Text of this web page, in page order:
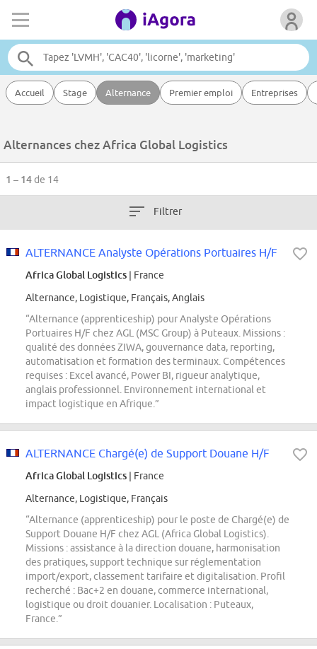
Accueil Stage Alternance Premier emploi Entreprises
Alternances chez Africa Global Logistics
1 – 14de 14
Filtrer
ALTERNANCE Analyste Opérations Portuaires H/F
Africa Global Logistics | France
Alternance, Logistique, Français, Anglais
“Alternance (apprenticeship) pour Analyste Opérations
Portuaires H/F chez AGL (MSC Group) à Puteaux. Missions :
qualité des données ZIWA, gouvernance data, reporting,
automatisation et formation des terminaux. Compétences
requises : Excel avancé, Power BI, rigueur analytique,
anglais professionnel. Environnement international et
impact logistique en Afrique.”
ALTERNANCE Chargé(e) de Support Douane H/F
Africa Global Logistics | France
Alternance, Logistique, Français
“Alternance (apprenticeship) pour le poste de Chargé(e) de
Support Douane H/F chez AGL (Africa Global Logistics).
Missions : assistance à la direction douane, harmonisation
des pratiques, support technique sur réglementation
import/export, classement tarifaire et digitalisation. Profil
recherché : Bac+2 en douane, commerce international,
logistique ou droit douanier. Localisation : Puteaux,
France.”